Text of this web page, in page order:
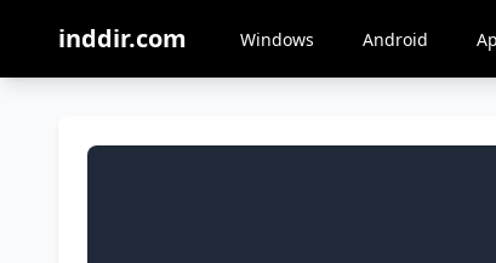
inddir.com Windows Android